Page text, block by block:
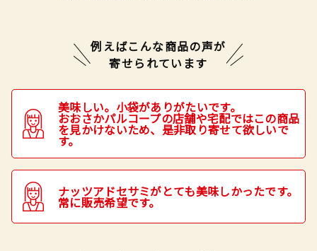
例えばこんな商品の声が
寄せられています
美味しい。小袋がありがたいです。
おおさかパルコープの店舗や宅配ではこの商品
を見かけないため、是非取り寄せて欲しいで
す。
ナッツアドセサミがとても美味しかったです。
常に販売希望です。